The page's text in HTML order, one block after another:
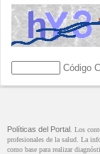
Código
Políticas del Portal . Los
profesionales de la salud. La
como base para realizar